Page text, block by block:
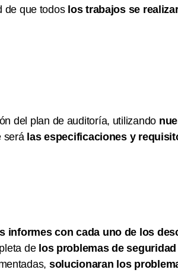
de que todos los trabajos se
del plan de auditoría, utilizando
será las especificaciones y
informes con cada uno de los
de los problemas de
solucionaran los